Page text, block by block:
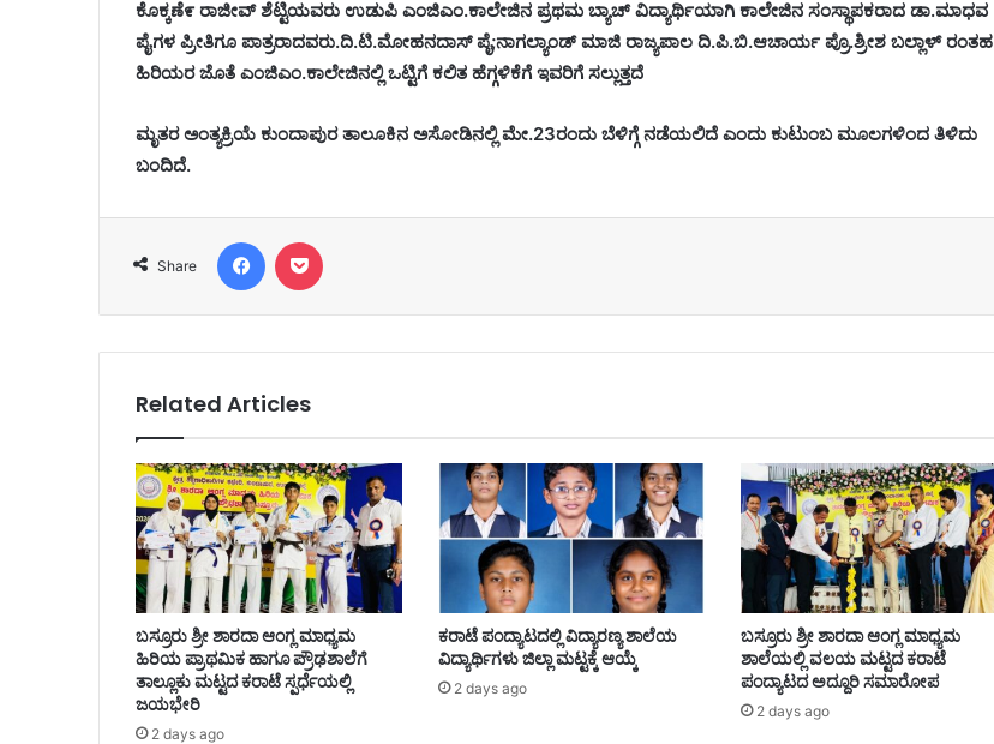
ಕೊಕ್ಕಣೆ೯ ರಾಜೀವ್ ಶೆಟ್ಟಿಯವರು ಉಡುಪಿ ಎಂಜಿಎಂ.ಕಾಲೇಜಿನ ಪ್ರಥಮ ಬ್ಯಾಚ್ ವಿದ್ಯಾರ್ಥಿಯಾಗಿ ಕಾಲೇಜಿನ ಸಂಸ್ಥಾಪಕರಾದ ಡಾ.ಮಾಧವ
ಪೈಗಳ ಪ್ರೀತಿಗೂ ಪಾತ್ರರಾದವರು.ದಿ.ಟಿ.ಮೇೂಹನದಾಸ್ ಪೈ;ನಾಗಲ್ಯಾಂಡ್‌ ಮಾಜಿ ರಾಜ್ಯಪಾಲ ದಿ.ಪಿ.ಬಿ.ಆಚಾರ್ಯ ಪ್ರೊ.ಶ್ರೀಶ ಬಲ್ಲಾಳ್ ರಂತಹ
ಹಿರಿಯರ ಜೊತೆ ಎಂಜಿಎಂ.ಕಾಲೇಜಿನಲ್ಲಿ ಒಟ್ಟಿಗೆ ಕಲಿತ ಹೆಗ್ಗಳಿಕೆಗೆ ಇವರಿಗೆ ಸಲ್ಲುತ್ತದೆ
ಮೃತರ ಅಂತ್ಯಕ್ರಿಯೆ ಕುಂದಾಪುರ ತಾಲೂಕಿನ ಅಸೋಡಿನಲ್ಲಿ ಮೇ.23ರಂದು ಬೆಳಿಗ್ಗೆ ನಡೆಯಲಿದೆ ಎಂದು ಕುಟುಂಬ ಮೂಲಗಳಿಂದ ತಿಳಿದು
ಬಂದಿದೆ.
Share
Facebook
Related Articles
ಬಸ್ರೂರು ಶ್ರೀ ಶಾರದಾ ಆಂಗ್ಲ ಮಾಧ್ಯಮ
ಹಿರಿಯ ಪ್ರಾಥಮಿಕ ಹಾಗೂ ಪ್ರೌಢಶಾಲೆಗೆ
ತಾಲ್ಲೂಕು ಮಟ್ಟದ ಕರಾಟೆ ಸ್ಪರ್ಧೆಯಲ್ಲಿ
ಜಯಭೇರಿ
2 days ago
ಕರಾಟೆ ಪಂದ್ಯಾಟದಲ್ಲಿ ವಿದ್ಯಾರಣ್ಯ ಶಾಲೆಯ
ವಿದ್ಯಾರ್ಥಿಗಳು ಜಿಲ್ಲಾ ಮಟ್ಟಕ್ಕೆ ಆಯ್ಕೆ
2 days ago
ಬಸ್ರೂರು ಶ್ರೀ ಶಾರದಾ ಆಂಗ್ಲ ಮಾಧ್ಯಮ
ಶಾಲೆಯಲ್ಲಿ ವಲಯ ಮಟ್ಟದ ಕರಾಟೆ
ಪಂದ್ಯಾಟದ ಅದ್ದೂರಿ ಸಮಾರೋಪ
2 days ago